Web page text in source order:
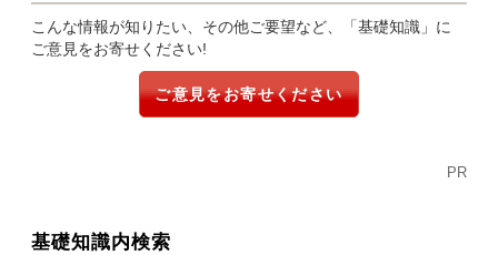
こんな情報が知りたい、その他ご要望など、「基礎知識」に
ご意見をお寄せください!
ご意見をお寄せください
PR
基礎知識内検索